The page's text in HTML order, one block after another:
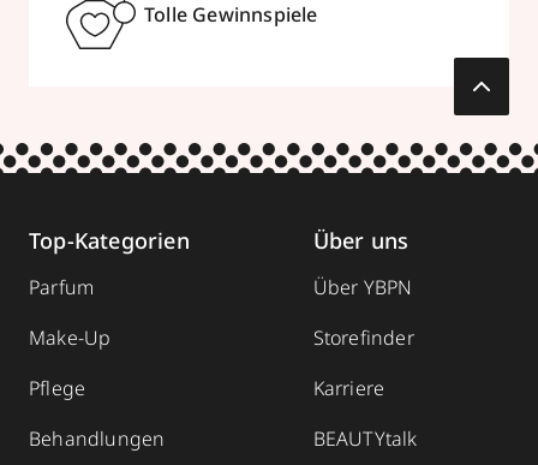
Tolle Gewinnspiele
Top-Kategorien
Parfum
Make-Up
Pflege
Behandlungen
Über uns
Über YBPN
Storefinder
Karriere
BEAUTYtalk